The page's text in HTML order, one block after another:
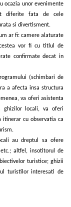
ocazia unor evenimente
diferite fata de cele
si divertisment.
ar fi: camere alaturate
vor fi cu titlul de
confirmate decat in
(schimbari de
a afecta insa structura
va oferi asistenta
ghizilor locali, va oferi
cu observatia ca
au dreptul sa ofere
altfel, insotitorul de
turistice; ghizii
turistilor interesati de